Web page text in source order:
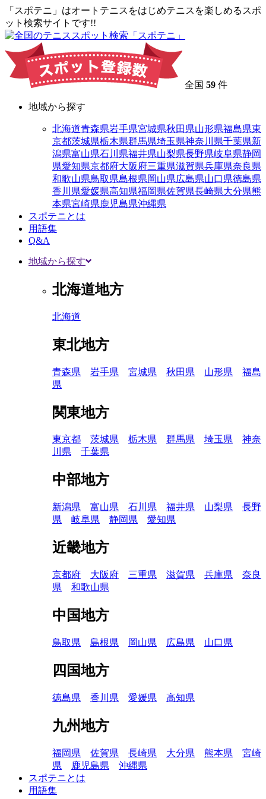
「スポテニ」はオートテニスをはじめテニスを楽しめるスポ
ット検索サイトです!!
全国 59 件
地域から探す
北海道青森県岩手県宮城県秋田県山形県福島県東
京都茨城県栃木県群馬県埼玉県神奈川県千葉県新
潟県富山県石川県福井県山梨県長野県岐阜県静岡
県愛知県京都府大阪府三重県滋賀県兵庫県奈良県
和歌山県鳥取県島根県岡山県広島県山口県徳島県
香川県愛媛県高知県福岡県佐賀県長崎県大分県熊
本県宮崎県鹿児島県沖縄県
スポテニとは
用語集
Q&A
地域から探す
北海道地方
北海道
東北地方
青森県 岩手県 宮城県 秋田県 山形県
福島
県
関東地方
東京都 茨城県 栃木県 群馬県 埼玉県
神奈
川県
千葉県
中部地方
新潟県 富山県 石川県 福井県 山梨県
長野
県
岐阜県 静岡県 愛知県
近畿地方
京都府 大阪府 三重県 滋賀県 兵庫県
奈良
県
和歌山県
中国地方
鳥取県 島根県 岡山県 広島県 山口県
四国地方
徳島県 香川県 愛媛県 高知県
九州地方
福岡県 佐賀県 長崎県 大分県 熊本県
宮崎
県
鹿児島県
沖縄県
スポテニとは
用語集